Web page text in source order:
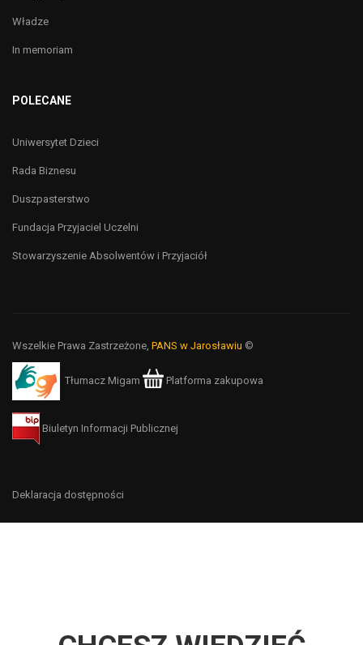
Władze
In memoriam
POLECANE
Uniwersytet Dzieci
Rada Biznesu
Duszpasterstwo
Fundacja Przyjaciel Uczelni
Stowarzyszenie Absolwentów i Przyjaciół
Wszelkie Prawa Zastrzeżone, PANS w Jarosławiu ©
Tłumacz Migam Platforma zakupowa
Biuletyn Informacji Publicznej
Deklaracja dostępności